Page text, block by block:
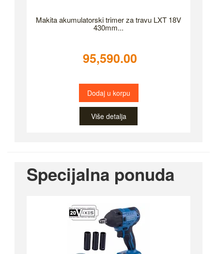
Makita akumulatorski trimer za travu LXT 18V
430mm...
95,590.00
Dodaj u korpu
Više detalja
Specijalna ponuda